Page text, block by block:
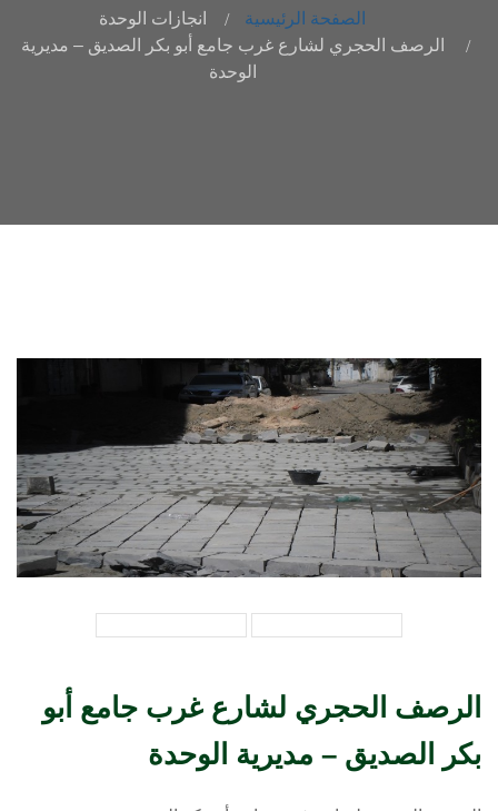
الصفحة الرئيسية
انجازات الوحدة
الرصف الحجري لشارع غرب جامع أبو بكر الصديق – مديرية
الوحدة
الرصف الحجري لشارع غرب جامع أبو
بكر الصديق – مديرية الوحدة